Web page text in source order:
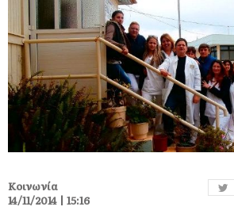
Κοινωνία
14/11/2014 | 15:16